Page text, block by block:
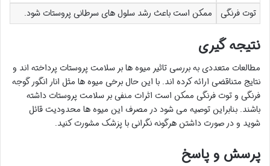
توت فرنگی
ممکن است باعث رشد سلول های سرطانی پروستات شود.
نتیجه گیری
مطالعات متعددی به بررسی تاثیر میوه ها بر سلامت پروستات پرداخته اند و
نتایج متناقضی ارائه کرده اند. با این حال برخی میوه ها مثل انار انگور گوجه
فرنگی و توت فرنگی ممکن است اثرات منفی بر سلامت پروستات داشته
باشند. بنابراین توصیه می شود در مصرف این میوه ها محدودیت قائل
شوید و در صورت داشتن هرگونه نگرانی با پزشک مشورت کنید.
پرسش و پاسخ